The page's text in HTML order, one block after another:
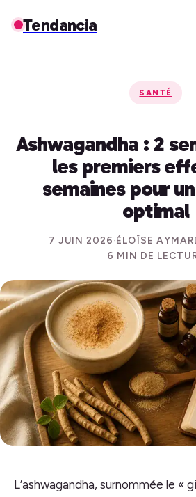
Tendancia
SANTÉ
Ashwagandha : 2
les premiers
semaines pour
optimal
7 JUIN 2026·ÉLOÏSE
6 MIN DE
L’ashwagandha, surnommée le «